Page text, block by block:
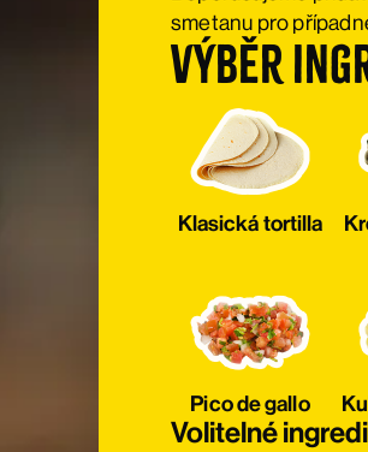
smetanu pro
Výběr
Klasická tortilla
Pico de gallo
Volitelné